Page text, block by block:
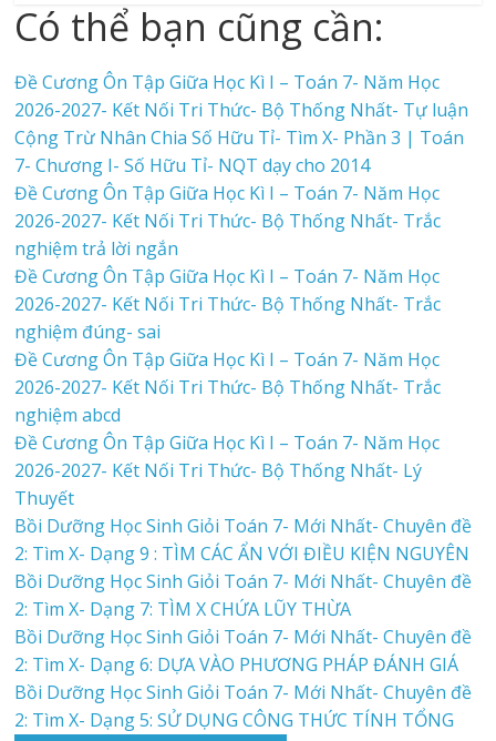
Có thể bạn cũng cần:
Đề Cương Ôn Tập Giữa Học Kì I – Toán 7- Năm Học
2026-2027- Kết Nối Tri Thức- Bộ Thống Nhất- Tự luận
Cộng Trừ Nhân Chia Số Hữu Tỉ- Tìm X- Phần 3 | Toán
7- Chương I- Số Hữu Tỉ- NQT dạy cho 2014
Đề Cương Ôn Tập Giữa Học Kì I – Toán 7- Năm Học
2026-2027- Kết Nối Tri Thức- Bộ Thống Nhất- Trắc
nghiệm trả lời ngắn
Đề Cương Ôn Tập Giữa Học Kì I – Toán 7- Năm Học
2026-2027- Kết Nối Tri Thức- Bộ Thống Nhất- Trắc
nghiệm đúng- sai
Đề Cương Ôn Tập Giữa Học Kì I – Toán 7- Năm Học
2026-2027- Kết Nối Tri Thức- Bộ Thống Nhất- Trắc
nghiệm abcd
Đề Cương Ôn Tập Giữa Học Kì I – Toán 7- Năm Học
2026-2027- Kết Nối Tri Thức- Bộ Thống Nhất- Lý
Thuyết
Bồi Dưỡng Học Sinh Giỏi Toán 7- Mới Nhất- Chuyên đề
2: Tìm X- Dạng 9 : TÌM CÁC ẨN VỚI ĐIỀU KIỆN NGUYÊN
Bồi Dưỡng Học Sinh Giỏi Toán 7- Mới Nhất- Chuyên đề
2: Tìm X- Dạng 7: TÌM X CHỨA LŨY THỪA
Bồi Dưỡng Học Sinh Giỏi Toán 7- Mới Nhất- Chuyên đề
2: Tìm X- Dạng 6: DỰA VÀO PHƯƠNG PHÁP ĐÁNH GIÁ
Bồi Dưỡng Học Sinh Giỏi Toán 7- Mới Nhất- Chuyên đề
2: Tìm X- Dạng 5: SỬ DỤNG CÔNG THỨC TÍNH TỔNG